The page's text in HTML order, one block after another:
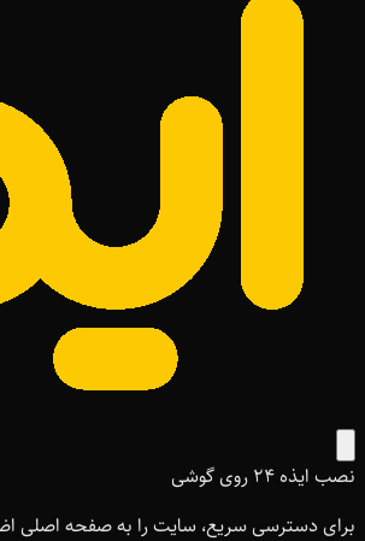
نصب ایذه ۲۴ روی گوشی
برای دسترسی سریع، سایت را به صفحه اصلی